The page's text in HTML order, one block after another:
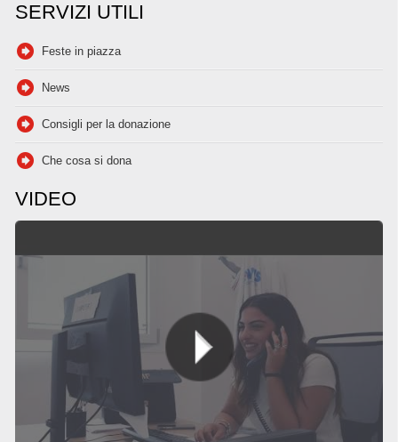
SERVIZI UTILI
Feste in piazza
News
Consigli per la donazione
Che cosa si dona
VIDEO